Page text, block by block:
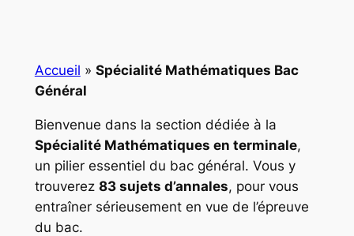
Accueil » Spécialité Mathématiques Bac
Général
Bienvenue dans la section dédiée à la
Spécialité Mathématiques en terminale,
un pilier essentiel du bac général. Vous y
trouverez 83 sujets d’annales, pour vous
entraîner sérieusement en vue de l’épreuve
du bac.